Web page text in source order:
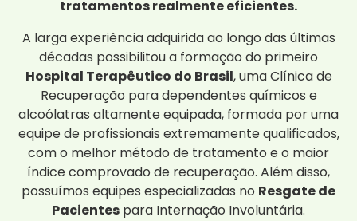
tratamentos realmente eficientes.
A larga experiência adquirida ao longo das últimas
décadas possibilitou a formação do primeiro
Hospital Terapêutico do Brasil, uma Clínica de
Recuperação para dependentes químicos e
alcoólatras altamente equipada, formada por uma
equipe de profissionais extremamente qualificados,
com o melhor método de tratamento e o maior
índice comprovado de recuperação. Além disso,
possuímos equipes especializadas no Resgate de
Pacientes para Internação Involuntária.